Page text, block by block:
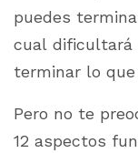
puedes
cual dificultará
terminar lo
Pero no te
12 aspectos